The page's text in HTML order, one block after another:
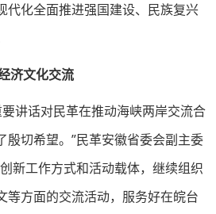
代化全面推进强国建设、民族复兴
济文化交流
讲话对民革在推动海峡两岸交流合
殷切希望。”民革安徽省委会副主委
新工作方式和活动载体，继续组织
等方面的交流活动，服务好在皖台